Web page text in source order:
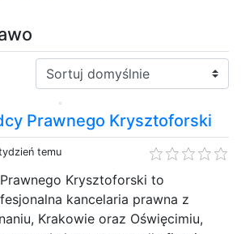
Sortuj:
Prawnego Krysztoforski
temu
Krysztoforski to
kancelaria prawna z
Krakowie oraz Oświęcimiu,